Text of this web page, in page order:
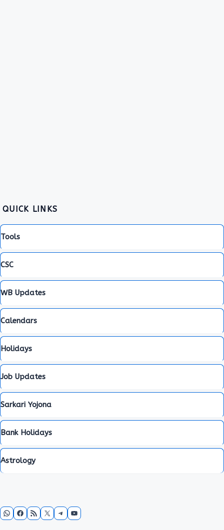
QUICK LINKS
Tools
CSC
WB Updates
Calendars
Holidays
Job Updates
Sarkari Yojona
Bank Holidays
Astrology
WhatsApp
Facebook
RSS FeedX Telegram
YouTube